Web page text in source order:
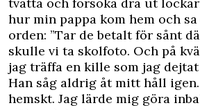
hur min pappa kom hem och
orden: ”Tar de betalt för sånt
skulle vi ta skolfoto. Och på
jag träffa en kille som jag
Han såg aldrig åt mitt håll
hemskt. Jag lärde mig göra